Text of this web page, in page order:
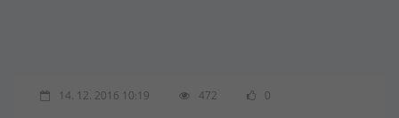
14. 12. 2016 10:19 472 0